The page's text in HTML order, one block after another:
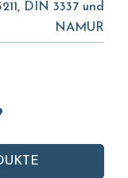
DIN 3337 und
NAMUR